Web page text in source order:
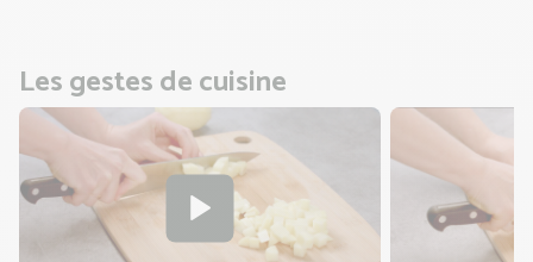
Les gestes de cuisine